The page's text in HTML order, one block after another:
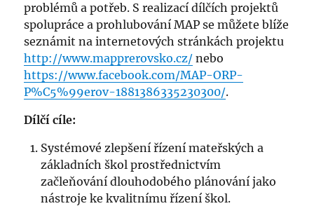
problémů a potřeb. S realizací dílčích projektů
spolupráce a prohlubování MAP se můžete blíže
seznámit na internetových stránkách projektu
http://www.mapprerovsko.cz/ nebo
https://www.facebook.com/MAP-ORP-
P%C5%99erov-1881386335230300/.
Dílčí cíle:
Systémové zlepšení řízení mateřských a
základních škol prostřednictvím
začleňování dlouhodobého plánování jako
nástroje ke kvalitnímu řízení škol.